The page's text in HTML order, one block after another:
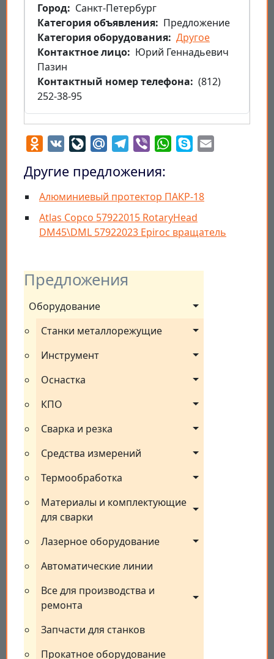
Предложения
Оборудование
Станки металлорежущие
Инструмент
Оснастка
КПО
Сварка и резка
Средства измерений
Термообработка
Материалы и комплектующие
для сварки
Лазерное оборудование
Автоматические линии
Все для производства и
ремонта
Запчасти для станков
Прокатное оборудование
Город
Санкт-Петербург
Категория объявления
Предложение
Категория оборудования Другое
Контактное лицо
Юрий Геннадьевич
Пазин
Контактный номер телефона
(812)
252-38-95
Odnoklassniki
VK LiveJournal
Mail.RuTelegram
Viber WhatsApp
Skype
Другие предложения:
Алюминиевый протектор ПАКР-18
Atlas Copco 57922015 RotaryHead
DM45\DML 57922023 Epiroc вращатель